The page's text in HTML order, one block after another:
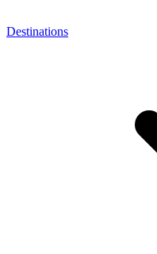
Destinations